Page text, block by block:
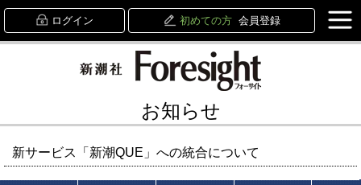
ログイン 初めての方 会員登録
お知らせ
新サービス「新潮QUE」への統合について